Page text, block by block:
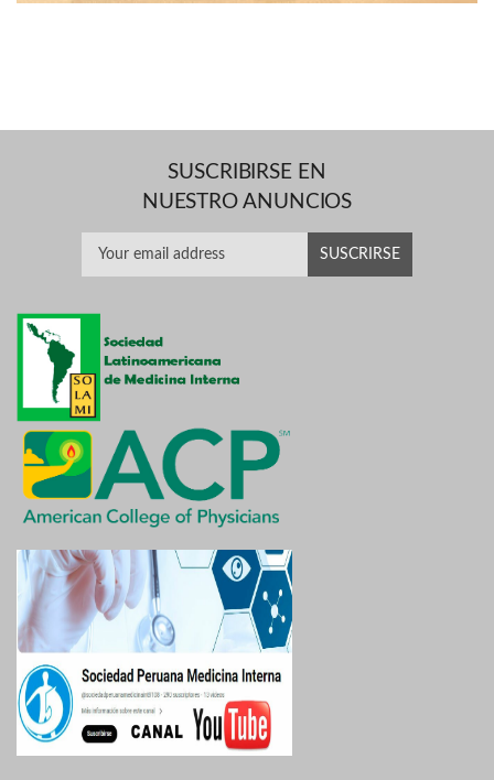
SUSCRIBIRSE EN
NUESTRO ANUNCIOS